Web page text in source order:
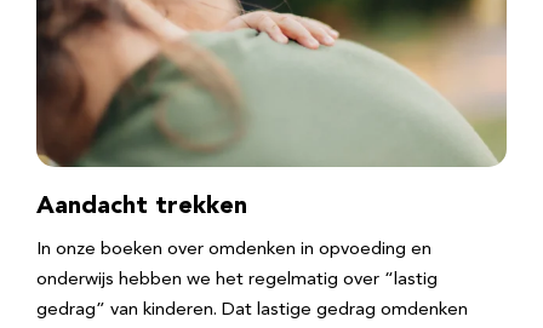
Aandacht trekken
In onze boeken over omdenken in opvoeding en
onderwijs hebben we het regelmatig over “lastig
gedrag” van kinderen. Dat lastige gedrag omdenken